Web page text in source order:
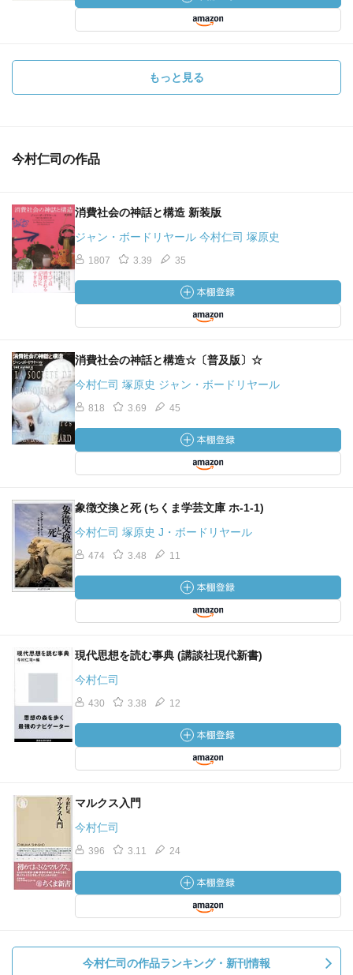
もっと見る
今村仁司の作品
消費社会の神話と構造 新装版
ジャン・ボードリヤール 今村仁司 塚原史
1807 3.39 35
消費社会の神話と構造☆〔普及版〕☆
今村仁司 塚原史 ジャン・ボードリヤール
818 3.69 45
象徴交換と死 (ちくま学芸文庫 ホ-1-1)
今村仁司 塚原史 J・ボードリヤール
474 3.48 11
現代思想を読む事典 (講談社現代新書)
今村仁司
430 3.38 12
マルクス入門
今村仁司
396 3.11 24
今村仁司の作品ランキング・新刊情報